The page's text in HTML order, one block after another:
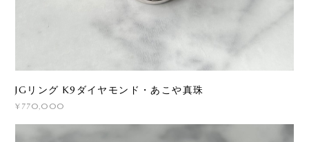
JGリング K9ダイヤモンド・あこや真珠
¥770,000